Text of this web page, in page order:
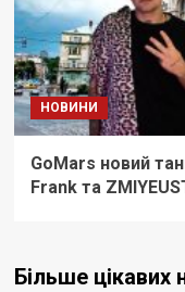
НОВИНИ
GoMars новий
Frank та
Більше цікавих